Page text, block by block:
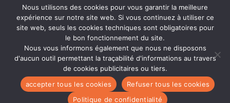
Prénom et Nom*
Mentions légales _ Atelier n°11
Politique de confidentialité
Conditions générales des ventes
Contact – Atelier n°11
Nous utilisons des cookies pour vous garantir la meilleure
expérience sur notre site web. Si vous continuez à utiliser ce
site web, seuls les cookies techniques sont obligatoires pour
le bon fonctionnement du site.
Nous vous informons également que nous ne disposons
d'aucun outil permettant la traçabilité d'informations au travers
de cookies publicitaires ou tiers.
accepter tous les cookies
Refuser tous les cookies
Politique de confidentialité